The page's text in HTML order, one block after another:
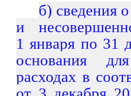
б) сведения
и
1 января по 31
основания
расходах в